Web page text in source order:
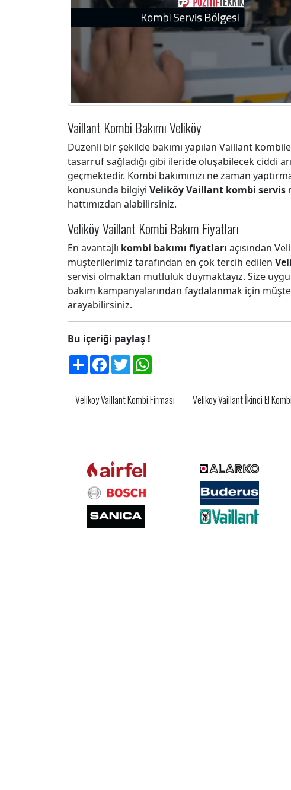
Vaillant Kombi Bakımı Veliköy
Düzenli bir şekilde bakımı yapılan Vaillant
tasarruf sağladığı gibi ileride oluşabilecek ciddi
geçmektedir. Kombi bakımınızı ne zaman
konusunda bilgiyi Veliköy Vaillant kombi servis
hattımızdan alabilirsiniz.
Veliköy Vaillant Kombi Bakım Fiyatları
En avantajlı kombi bakımı fiyatları açısından
müşterilerimiz tarafından en çok tercih edilen
servisi olmaktan mutluluk duymaktayız. Size
bakım kampanyalarından faydalanmak için
arayabilirsiniz.
Bu içeriği paylaş !
ShareFacebook
Twitter
Veliköy Vaillant Kombi Firması Veliköy Vaillant İkinci El Kombi